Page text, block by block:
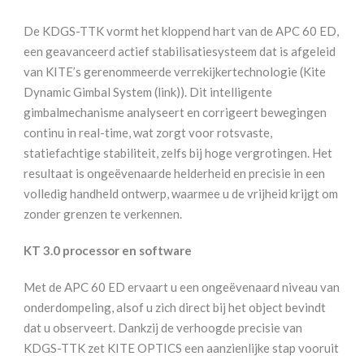
De KDGS-TTK vormt het kloppend hart van de APC 60 ED,
een geavanceerd actief stabilisatiesysteem dat is afgeleid
van KITE’s gerenommeerde verrekijkertechnologie (Kite
Dynamic Gimbal System (link)). Dit intelligente
gimbalmechanisme analyseert en corrigeert bewegingen
continu in real-time, wat zorgt voor rotsvaste,
statiefachtige stabiliteit, zelfs bij hoge vergrotingen. Het
resultaat is ongeëvenaarde helderheid en precisie in een
volledig handheld ontwerp, waarmee u de vrijheid krijgt om
zonder grenzen te verkennen.
KT 3.0 processor en software
Met de APC 60 ED ervaart u een ongeëvenaard niveau van
onderdompeling, alsof u zich direct bij het object bevindt
dat u observeert. Dankzij de verhoogde precisie van
KDGS-TTK zet KITE OPTICS een aanzienlijke stap vooruit